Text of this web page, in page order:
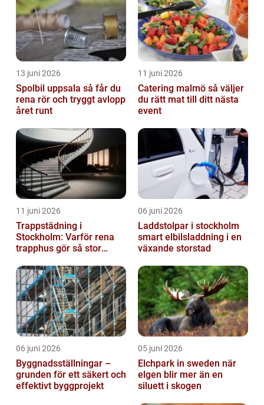
13 juni 2026
Spolbil uppsala så får du
rena rör och tryggt avlopp
året runt
11 juni 2026
Catering malmö så väljer
du rätt mat till ditt nästa
event
11 juni 2026
Trappstädning i
Stockholm: Varför rena
trapphus gör så stor
06 juni 2026
Laddstolpar i stockholm
smart elbilsladdning i en
växande storstad
06 juni 2026
Byggnadsställningar –
grunden för ett säkert och
effektivt byggprojekt
05 juni 2026
Elchpark in sweden när
elgen blir mer än en
siluett i skogen